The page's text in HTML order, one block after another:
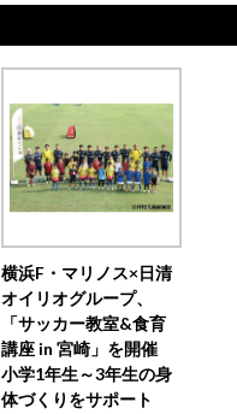
横浜F・マリノス×日清
オイリオグループ、
「サッカー教室&食育
講座 in 宮崎」を開催
小学1年生～3年生の身
体づくりをサポート